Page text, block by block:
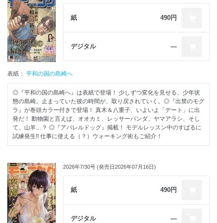
紙 490円
デジタル ―
表紙： 平和の国の島崎へ
◎『平和の国の島崎へ』は表紙で登場！ 少しずつ変化を見せる、少年状
態の島崎。止まっていた彼の時間が、取り戻されていく。◎『出禁のモグ
ラ』が巻頭カラー付きで登場！ 真木＆八重子、いよいよ「デート」に出
発だ！ 動物園と言えば、オオカミ、レッサーパンダ、ヤマアラシ、そし
て、山羊…？ ◎『アパレルドッグ』掲載！ モデルレッスン中のすばるに
試練発生!! 仕事に使える（？）ウォーキング術もご紹介！
2026年7/30号 (発売日2026年07月16日)
紙 490円
デジタル ―